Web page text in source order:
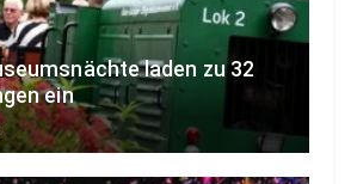
laden zu 32
ein